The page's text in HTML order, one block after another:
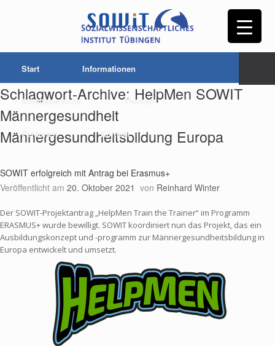
Start Informationen
Arbeitsbereiche Themen
Personen Kontakt
Schlagwort-Archive: HelpMen SOWIT
Männergesundheit
Männergesundheitsbildung Europa
SOWIT erfolgreich mit Antrag bei Erasmus+
Veröffentlicht am 20. Oktober 2021 von Reinhard Winter
Der SOWIT-Projektantrag „HelpMen Train the Trainer“ im Programm
ERASMUS+ wurde bewilligt. SOWIT koordiniert nun das Projekt, das ein
Ausbildungskonzept und -programm zur Männergesundheitsbildung in
Europa entwickelt und umsetzt.